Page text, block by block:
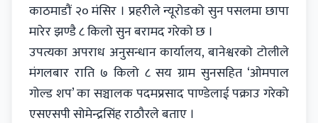
काठमाडौं २० मंसिर । प्रहरीले न्यूरोडको सुन पसलमा छापा
मारेर झण्डै ८ किलो सुन बरामद गरेको छ ।
उपत्यका अपराध अनुसन्धान कार्यालय, बानेश्वरको टोलीले
मंगलबार राति ७ किलो ८ सय ग्राम सुनसहित ‘ओमपाल
गोल्ड शप’ का सञ्चालक पदमप्रसाद पाण्डेलाई पक्राउ गरेको
एसएसपी सोमेन्द्रसिंह राठौरले बताए ।